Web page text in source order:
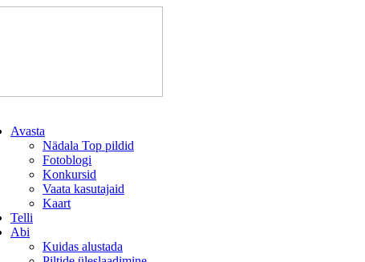
Avasta
Nädala Top pildid
Fotoblogi
Konkursid
Vaata kasutajaid
Kaart
Telli
Abi
Kuidas alustada